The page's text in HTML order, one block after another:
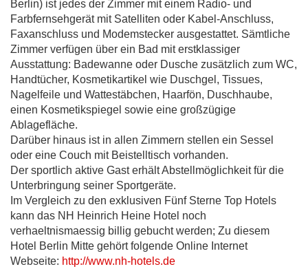
Berlin) ist jedes der Zimmer mit einem Radio- und
Farbfernsehgerät mit Satelliten oder Kabel-Anschluss,
Faxanschluss und Modemstecker ausgestattet. Sämtliche
Zimmer verfügen über ein Bad mit erstklassiger
Ausstattung: Badewanne oder Dusche zusätzlich zum WC,
Handtücher, Kosmetikartikel wie Duschgel, Tissues,
Nagelfeile und Wattestäbchen, Haarfön, Duschhaube,
einen Kosmetikspiegel sowie eine großzügige
Ablagefläche.
Darüber hinaus ist in allen Zimmern stellen ein Sessel
oder eine Couch mit Beistelltisch vorhanden.
Der sportlich aktive Gast erhält Abstellmöglichkeit für die
Unterbringung seiner Sportgeräte.
Im Vergleich zu den exklusiven Fünf Sterne Top Hotels
kann das NH Heinrich Heine Hotel noch
verhaeltnismaessig billig gebucht werden; Zu diesem
Hotel Berlin Mitte gehört folgende Online Internet
Webseite: http://www.nh-hotels.de